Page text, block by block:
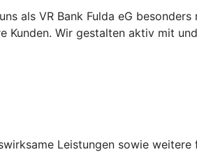
als VR Bank Fulda eG
Kunden. Wir gestalten aktiv mit
Leistungen sowie